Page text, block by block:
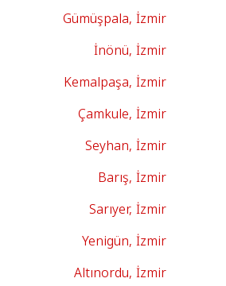
Gümüşpala, İzmir
İnönü, İzmir
Kemalpaşa, İzmir
Çamkule, İzmir
Seyhan, İzmir
Barış, İzmir
Sarıyer, İzmir
Yenigün, İzmir
Altınordu, İzmir